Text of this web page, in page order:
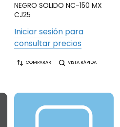
NEGRO SOLIDO NC-150 MX
CJ25
Iniciar sesión para
consultar precios
COMPARAR VISTA RÁPIDA